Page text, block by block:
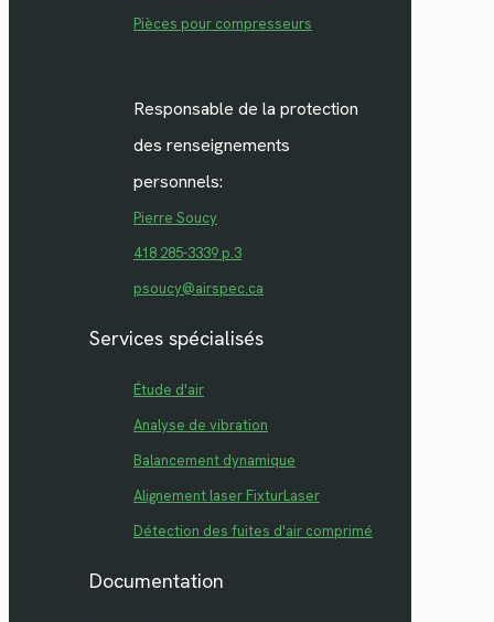
Pièces pour compresseurs
Responsable de la protection
des renseignements
personnels:
Pierre Soucy
418 285-3339 p.3
psoucy@airspec.ca
Services spécialisés
Étude d'air
Analyse de vibration
Balancement dynamique
Alignement laser FixturLaser
Détection des fuites d'air comprimé
Documentation